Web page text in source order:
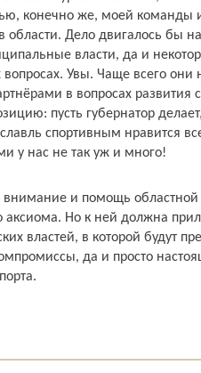
конечно же, моей команды
области. Дело двигалось бы
власти, да и
вопросах. Увы. Чаще всего
в вопросах развития
пусть губернатор
спортивным нравится
у нас не так уж и много!
внимание и помощь областной
аксиома. Но к ней должна
властей, в которой будут
да и просто